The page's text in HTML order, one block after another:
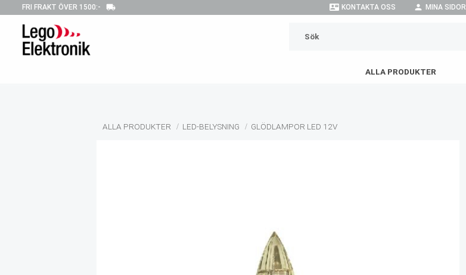
FRI FRAKT ÖVER 1500:- local_shipping contact_mail KONTAKTA OSS person MINA SIDOR
ALLA PRODUKTER
ALLA PRODUKTER LED-BELYSNING GLÖDLAMPOR LED 12V